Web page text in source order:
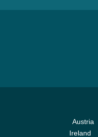
Austria
Ireland